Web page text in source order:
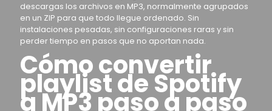
descargas los archivos en MP3, normalmente agrupados
en un ZIP para que todo llegue ordenado. Sin
instalaciones pesadas, sin configuraciones raras y sin
perder tiempo en pasos que no aportan nada.
Cómo convertir
playlist de Spotify
a MP3 paso a paso